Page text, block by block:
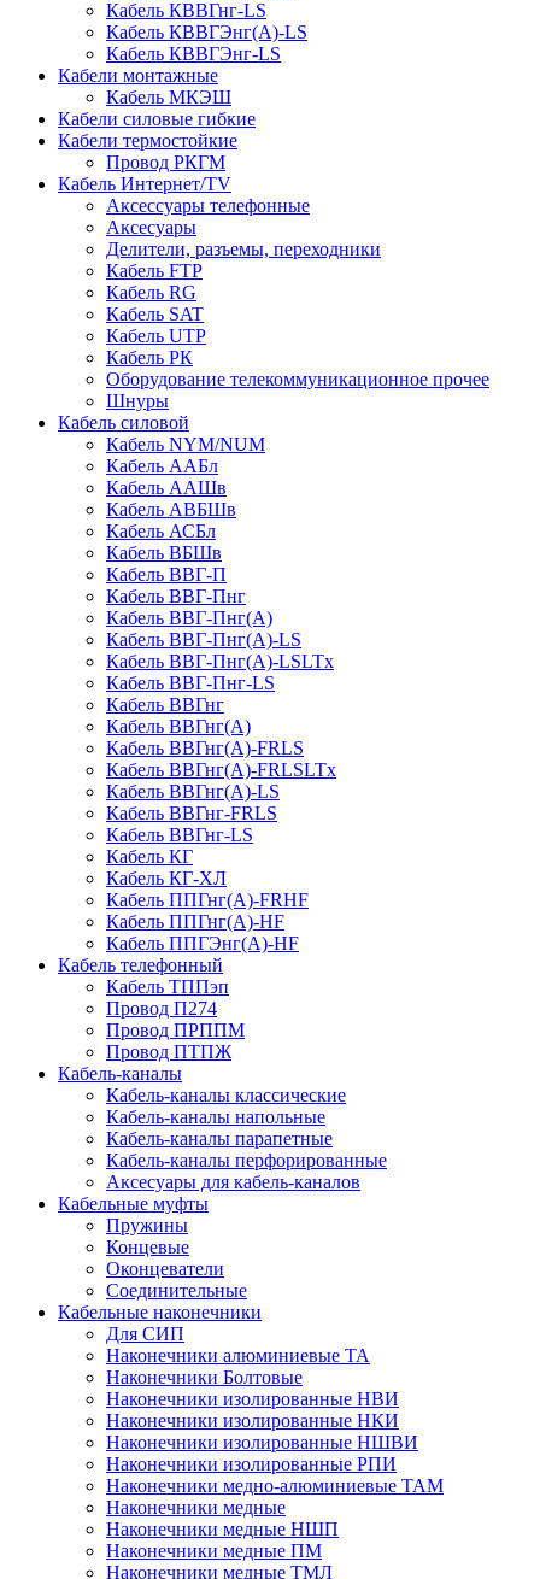
Кабель КВВГнг-LS
Кабель КВВГЭнг(А)-LS
Кабель КВВГЭнг-LS
Кабели монтажные
Кабель МКЭШ
Кабели силовые гибкие
Кабели термостойкие
Провод РКГМ
Кабель Интернет/TV
Аксессуары телефонные
Аксесуары
Делители, разъемы, переходники
Кабель FTP
Кабель RG
Кабель SAT
Кабель UTP
Кабель РК
Оборудование телекоммуникационное прочее
Шнуры
Кабель силовой
Кабель NYM/NUM
Кабель ААБл
Кабель ААШв
Кабель АВБШв
Кабель АСБл
Кабель ВБШв
Кабель ВВГ-П
Кабель ВВГ-Пнг
Кабель ВВГ-Пнг(А)
Кабель ВВГ-Пнг(А)-LS
Кабель ВВГ-Пнг(А)-LSLTx
Кабель ВВГ-Пнг-LS
Кабель ВВГнг
Кабель ВВГнг(А)
Кабель ВВГнг(А)-FRLS
Кабель ВВГнг(А)-FRLSLTx
Кабель ВВГнг(А)-LS
Кабель ВВГнг-FRLS
Кабель ВВГнг-LS
Кабель КГ
Кабель КГ-ХЛ
Кабель ППГнг(А)-FRHF
Кабель ППГнг(А)-HF
Кабель ППГЭнг(А)-HF
Кабель телефонный
Кабель ТППэп
Провод П274
Провод ПРППМ
Провод ПТПЖ
Кабель-каналы
Кабель-каналы классические
Кабель-каналы напольные
Кабель-каналы парапетные
Кабель-каналы перфорированные
Аксесуары для кабель-каналов
Кабельные муфты
Пружины
Концевые
Оконцеватели
Соединительные
Кабельные наконечники
Для СИП
Наконечники алюминиевые ТА
Наконечники Болтовые
Наконечники изолированные НВИ
Наконечники изолированные НКИ
Наконечники изолированные НШВИ
Наконечники изолированные РПИ
Наконечники медно-алюминиевые ТАМ
Наконечники медные
Наконечники медные НШП
Наконечники медные ПМ
Наконечники медные ТМЛ